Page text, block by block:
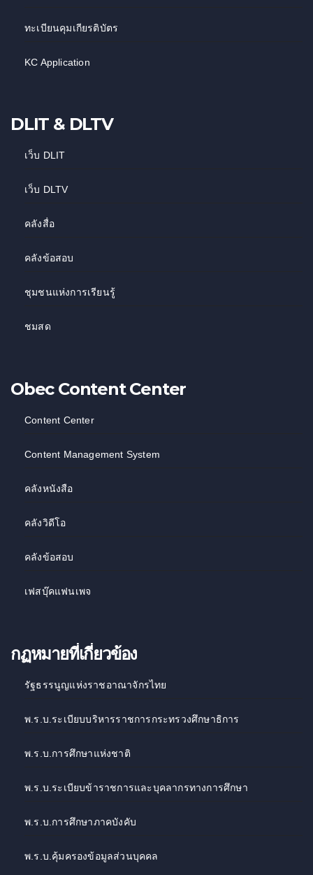
ทะเบียนคุมเกียรติบัตร
KC Application
DLIT & DLTV
เว็บ DLIT
เว็บ DLTV
คลังสื่อ
คลังข้อสอบ
ชุมชนแห่งการเรียนรู้
ชมสด
Obec Content Center
Content Center
Content Management System
คลังหนังสือ
คลังวิดีโอ
คลังข้อสอบ
เฟสบุ๊คแฟนเพจ
กฏหมายที่เกี่ยวข้อง
รัฐธรรนูญแห่งราชอาณาจักรไทย
พ.ร.บ.ระเบียบบริหารราชการกระทรวงศึกษาธิการ
พ.ร.บ.การศึกษาแห่งชาติ
พ.ร.บ.ระเบียบข้าราชการและบุคลากรทางการศึกษา
พ.ร.บ.การศึกษาภาคบังคับ
พ.ร.บ.คุ้มครองข้อมูลส่วนบุคคล